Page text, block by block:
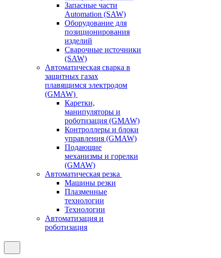
Запасные части
Automation (SAW)
Оборудование для
позиционирования
изделий
Сварочные источники
(SAW)
Автоматическая сварка в
защитных газах
плавящимся электродом
(GMAW)
Каретки,
манипуляторы и
роботизация (GMAW)
Контроллеры и блоки
управления (GMAW)
Подающие
механизмы и горелки
(GMAW)
Автоматическая резка
Машины резки
Плазменные
технологии
Технологии
Автоматизация и
роботизация